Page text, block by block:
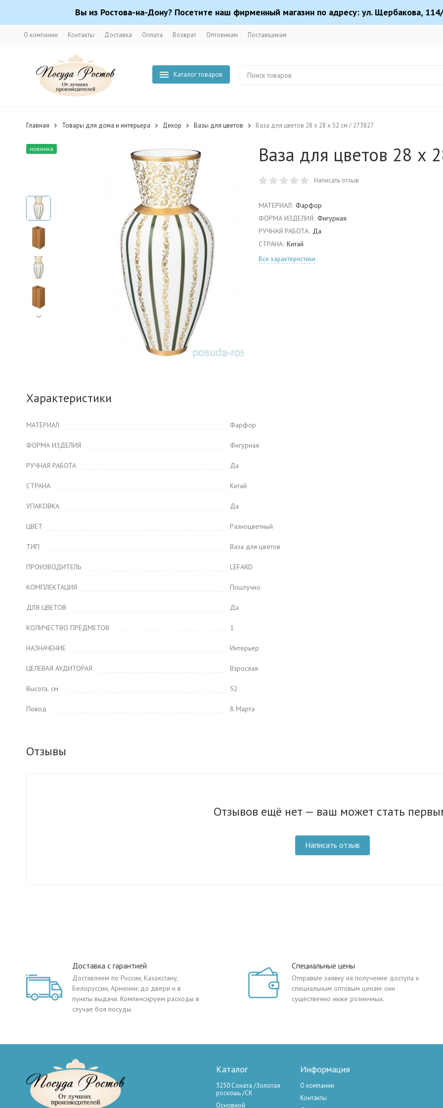
Вы из Ростова-на-Дону? Посетите наш фирменный магазин по адресу: ул. Щербакова,
О компании Контакты Доставка Оплата Возврат Оптовикам Поставщикам
Каталог товаров
Главная Товары для дома и интерьера Декор Вазы для цветов Ваза для цветов 28 х 28 х 52 см / 273827
новинка Ваза для цветов 28 х
Написать отзыв
МАТЕРИАЛ: Фарфор
ФОРМА ИЗДЕЛИЯ: Фигурная
РУЧНАЯ РАБОТА: Да
СТРАНА: Китай
Все характеристики
Характеристики
МАТЕРИАЛ Фарфор
ФОРМА ИЗДЕЛИЯ Фигурная
РУЧНАЯ РАБОТА Да
СТРАНА Китай
УПАКОВКА Да
ЦВЕТ Разноцветный
ТИП Ваза для цветов
ПРОИЗВОДИТЕЛЬ LEFARD
КОМПЛЕКТАЦИЯ Поштучно
ДЛЯ ЦВЕТОВ Да
КОЛИЧЕСТВО ПРЕДМЕТОВ 1
НАЗНАЧЕНИЕ Интерьер
ЦЕЛЕВАЯ АУДИТОРАЯ Взрослая
Высота, см 52
Повод 8 Марта
Отзывы
Отзывов ещё нет — ваш может стать
Написать отзыв
Доставка с гарантией
Доставляем по России, Казахстану,
Белоруссии, Армении: до двери и в
пункты выдачи. Компенсируем расходы в
случае боя посуды.
Специальные цены
Отправьте заявку на получение доступа к
специальным оптовым ценам: они
существенно ниже розничных.
Каталог
3250 Соната /Золотая
роскошь /СК
Основной
Информация
О компании
Контакты